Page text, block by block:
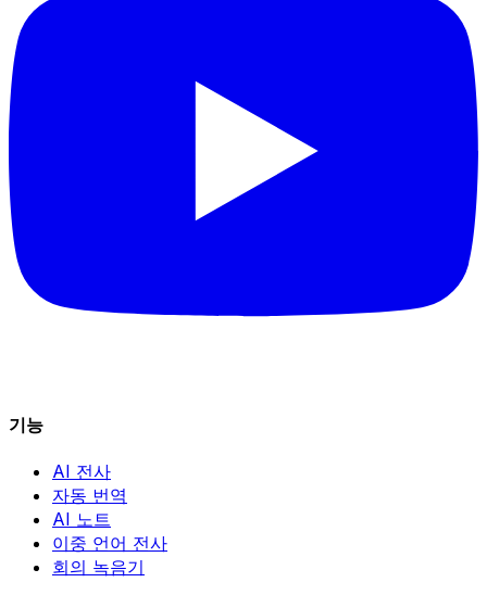
기능
AI 전사
자동 번역
AI 노트
이중 언어 전사
회의 녹음기